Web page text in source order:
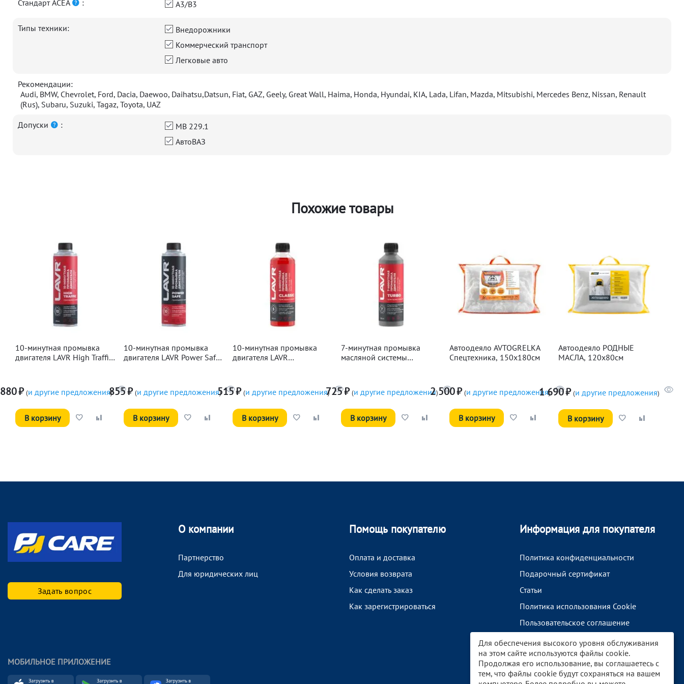
Стандарт ACEA : A3/B3
Типы техники:
Внедорожники
Коммерческий транспорт
Легковые авто
Рекомендации:
Audi, BMW, Chevrolet, Ford, Dacia, Daewoo, Daihatsu,Datsun, Fiat, GAZ, Geely, Great Wall, Haima, Honda, Hyundai, KIA, Lada, Lifan, Mazda, Mitsubishi, Mercedes Benz, Nissan, Renault
(Rus), Subaru, Suzuki, Tagaz, Toyota, UAZ
Допуски
:
MB 229.1
АвтоВАЗ
Похожие товары
10-минутная промывка
двигателя LAVR High Traffic,
880₽ (и другие предложения)
В корзину
10-минутная промывка
двигателя LAVR Power Safe,
855₽ (и другие предложения)
В корзину
10-минутная промывка
двигателя LAVR
515₽ (и другие предложения)
В корзину
7-минутная промывка
масляной системы
725₽ (и другие предложения)
В корзину
Автоодеяло AVTOGRELKA
Спецтехника, 150х180см
2 500₽ (и другие предложения)
В корзину
Автоодеяло РОДНЫЕ
МАСЛА, 120х80см
1 690₽ (и другие предложения)
В корзину
Задать вопрос
О компании
Партнерство
Для юридических лиц
Помощь покупателю
Оплата и доставка
Условия возврата
Как сделать заказ
Как зарегистрироваться
Информация для покупателя
Политика конфиденциальности
Подарочный сертификат
Статьи
Политика использования Cookie
Пользовательское соглашение
МОБИЛЬНОЕ ПРИЛОЖЕНИЕ
Для обеспечения высокого уровня обслуживания
на этом сайте используются файлы cookie.
Продолжая его использование, вы соглашаетесь с
тем, что файлы cookie будут сохраняться на вашем